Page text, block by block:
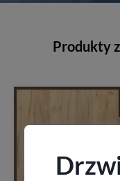
Produkty
Drzwi
2